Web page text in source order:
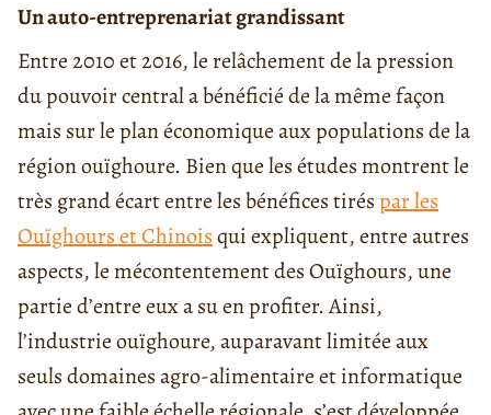
Un auto-entreprenariat grandissant
Entre 2010 et 2016, le relâchement de la pression
du pouvoir central a bénéficié de la même façon
mais sur le plan économique aux populations de la
région ouïghoure. Bien que les études montrent le
très grand écart entre les bénéfices tiréspar les
Ouïghours et Chinoisqui expliquent, entre autres
aspects, le mécontentement des Ouïghours, une
partie d’entre eux a su en profiter. Ainsi,
l’industrie ouïghoure, auparavant limitée aux
seuls domaines agro-alimentaire et informatique